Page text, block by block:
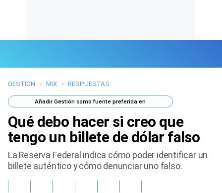
Últimas Noticias
Mi Bolsillo
Respuestas
Gente
GESTION > MIX > RESPUESTAS
AñadirGestión como fuente preferida en
Qué debo hacer si creo que
tengo un billete de dólar falso
La Reserva Federal indica cómo poder identificar un
billete auténtico y cómo denunciar uno falso.